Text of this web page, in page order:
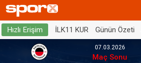
Hızlı Erişim İLK11 KUR Günün Özeti
07.03.2026
Maç Sonu